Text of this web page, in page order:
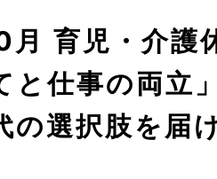
育児・介護
と仕事の両立
の選択肢を届